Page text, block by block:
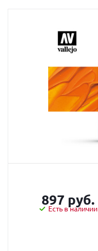
897 руб.
Есть в наличии